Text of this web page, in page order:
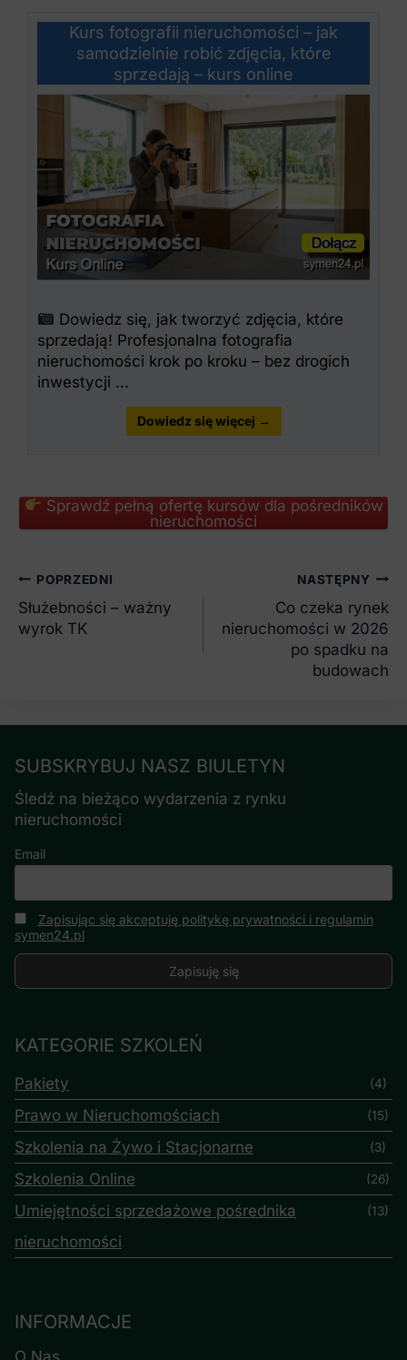
Kurs fotografii nieruchomości – jak
samodzielnie robić zdjęcia, które
sprzedają – kurs online
Dowiedz się, jak tworzyć zdjęcia, które
sprzedają! Profesjonalna fotografia
nieruchomości krok po kroku – bez drogich
inwestycji ...
Dowiedz się więcej →
Sprawdź pełną ofertę kursów dla pośredników
nieruchomości
Nawigacja
wpisu
POPRZEDNI
Służebności – ważny
wyrok TK
NASTĘPNY
Co czeka rynek
nieruchomości w 2026
po spadku na
budowach
SUBSKRYBUJ NASZ BIULETYN
Śledź na bieżąco wydarzenia z rynku
nieruchomości
Email
Zapisując się akceptuję politykę prywatności i regulamin
symen24.pl
KATEGORIE SZKOLEŃ
Pakiety (4)
Prawo w Nieruchomościach (15)
Szkolenia na Żywo i Stacjonarne (3)
Szkolenia Online (26)
Umiejętności sprzedażowe pośrednika
nieruchomości
(13)
INFORMACJE
O Nas